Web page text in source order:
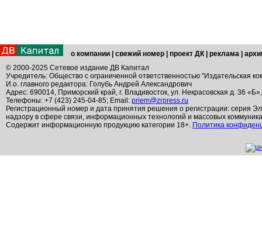
о компании свежий номер проект ДК реклама
© 2000-2025 Сетевое издание ДВ Капитал
Учредитель: Общество с ограниченной ответственностью "Издательская
И.о. главного редактора: Голубь Андрей Александрович
Адрес: 690014, Приморский край, г. Владивосток, ул. Некрасовская д. 36
Телефоны: +7 (423) 245-04-85; Email: priem@zrpress.ru
Регистрационный номер и дата принятия решения о регистрации: серия
надзору в сфере связи, информационных технологий и массовых
Содержит информационную продукцию категории 18+. Политика